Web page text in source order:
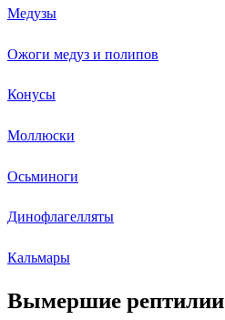
Медузы
Ожоги медуз и полипов
Конусы
Моллюски
Осьминоги
Динофлагелляты
Кальмары
Вымершие рептилии